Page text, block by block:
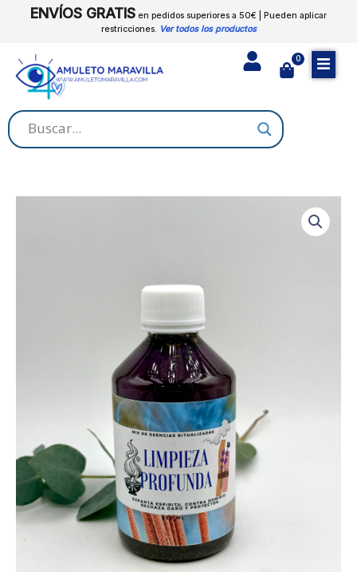
ENVÍOS GRATIS en pedidos superiores a 50€ | Pueden aplicar
restricciones. Ver todos los productos
0
Cart